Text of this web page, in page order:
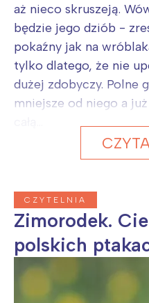
aż nieco skruszeją.
będzie jego dziób -
pokaźny jak na
tylko dlatego, że nie
dużej zdobyczy. Polne
mniejsze od niego a
CZYTELNIA
Zimorodek.
polskich